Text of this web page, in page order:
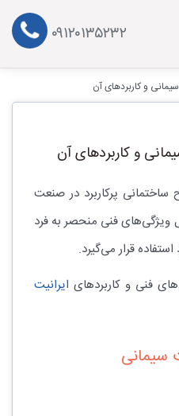
۰۹۱۲۰۱۳۵۲۳۲
و کاربردهای آن
و کاربردهای آن
ساختمانی پرکاربرد در صنعت
فنی منحصر به فرد
قرار می‌گیرد.
فنی و کاربردهای ایرانیت
سیمانی